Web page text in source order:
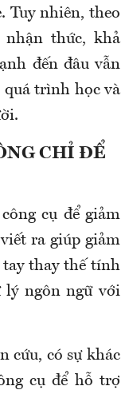
Tuy nhiên, theo
nhận thức, khả
đến đâu vẫn
quá trình học và
CHỈ ĐỂ
cụ để giảm
ra giúp giảm
thay thế tính
ngôn ngữ với
cứu, có sự khác
cụ để hỗ trợ